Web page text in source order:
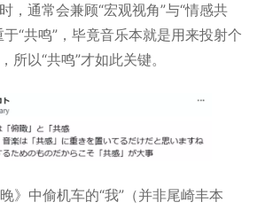
，通常会兼顾“宏观视角”与“情感共
“共鸣”，毕竟音乐本就是用来投射个
所以“共鸣”才如此关键。
》中偷机车的“我”（并非尾崎丰本